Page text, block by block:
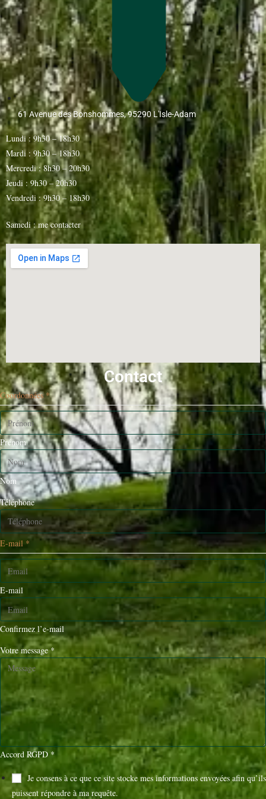
61 Avenue des Bonshommes, 95290 L'Isle-Adam
Lundi : 9h30 – 18h30
Mardi : 9h30 – 18h30
Mercredi : 8h30 – 20h30
Jeudi : 9h30 – 20h30
Vendredi : 9h30 – 18h30
Samedi : me contacter
Contact
Coordonnées*
Prénom
Nom
Téléphone
E-mail *
E-mail
Confirmez l’e-mail
Votre message*
Accord RGPD *
Je consens à ce que ce site stocke mes informations envoyées afin qu’ils
puissent répondre à ma requête.